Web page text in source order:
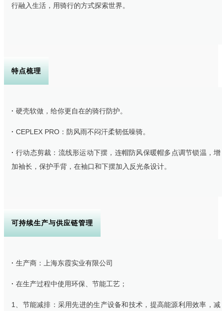
行融入生活，用骑行的方式探索世界。
特点梳理
· 硬壳软做，给你更自在的骑行防护。
· CEPLEX PRO：防风雨不闷汗柔韧低噪骑。
·行动态剪裁：流线形运动下摆，连帽防风保暖帽多点调节锁温，增
加袖长，保护手背，在袖口和下摆加入反光条设计。
可持续生产与供应链管理
· 生产商：上海东霞实业有限公司
· 在生产过程中使用环保、节能工艺；
1、节能减排：采用先进的生产设备和技术，提高能源利用效率，减